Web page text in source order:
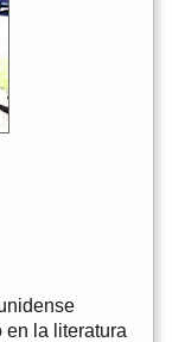
la literatura